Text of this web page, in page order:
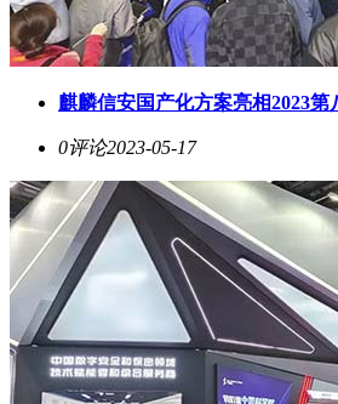
麒麟信安国产化方案亮相2023
0评论2023-05-17